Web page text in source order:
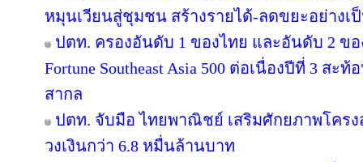
หมุนเวียนสู่ชุมชน สร้างรายได้-ลดขยะอย่างเ
ปตท. ครองอันดับ 1 ของไทย และอันดับ 2 ขอ
Fortune Southeast Asia 500 ต่อเนื่องปีที่ 3 ส
สากล
ปตท. จับมือ ไทยพาณิชย์ เสริมศักยภาพโคร
วงเงินกว่า 6.8 หมื่นล้านบาท